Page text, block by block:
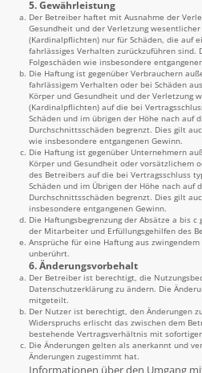
5. Gewährleistung
Der Betreiber haftet mit Ausnahme der
Gesundheit und der Verletzung
(Kardinalpflichten) nur für Schäden, die auf
fahrlässiges Verhalten zurückzuführen
Folgeschäden wie insbesondere
Die Haftung ist gegenüber Verbrauchern
fahrlässigem Verhalten oder bei Schäden
Körper und Gesundheit und der Verletzung
(Kardinalpflichten) auf die bei
Schäden und im übrigen der Höhe nach auf
Durchschnittsschäden begrenzt. Dies gilt
wie insbesondere entgangenen Gewinn.
Die Haftung ist gegenüber Unternehmern
Körper und Gesundheit oder vorsätzlichem
des Betreibers auf die bei Vertragsschluss
Schäden und im Übrigen der Höhe nach auf
Durchschnittsschäden begrenzt. Dies gilt
insbesondere entgangenen Gewinn.
Die Haftungsbegrenzung der Absätze a bis
der Mitarbeiter und Erfüllungsgehilfen des
Ansprüche für eine Haftung aus
unberührt.
6. Änderungsvorbehalt
Der Betreiber ist berechtigt, die
Datenschutzerklärung zu ändern. Die
mitgeteilt.
Der Nutzer ist berechtigt, den Änderungen
Widerspruchs erlischt das zwischen dem
bestehende Vertragsverhältnis mit
Die Änderungen gelten als anerkannt und
Änderungen zugestimmt hat.
Informationen über den Umgang